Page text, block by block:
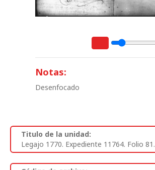
Notas:
Desenfocado
Titulo de la unidad:
Legajo 1770. Expediente 11764. Folio 81.